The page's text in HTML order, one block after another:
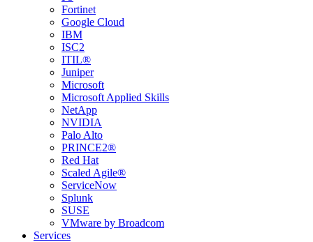
Fortinet
Google Cloud
IBM
ISC2
ITIL®
Juniper
Microsoft
Microsoft Applied Skills
NetApp
NVIDIA
Palo Alto
PRINCE2®
Red Hat
Scaled Agile®
ServiceNow
Splunk
SUSE
VMware by Broadcom
Services